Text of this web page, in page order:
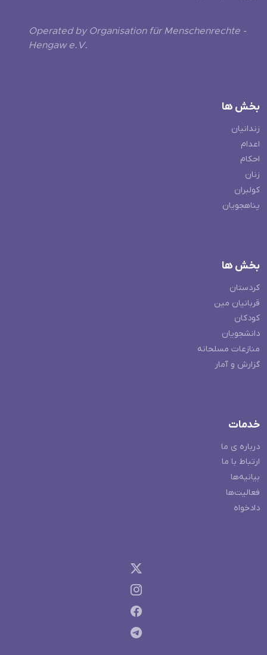
Operated by Organisation für Menschenrechte -
Hengaw e.V.
بخش ها
زندانیان
اعدام
احکام
زنان
کولبران
پناهجویان
بخش ها
کردستان
قربانیان مین
کودکان
دانشجویان
منازعات مسلحانه
گزارش و آمار
خدمات
درباره ی ما
ارتباط با ما
بیانیه‌ها
فعالیت‌ها
دادخواه